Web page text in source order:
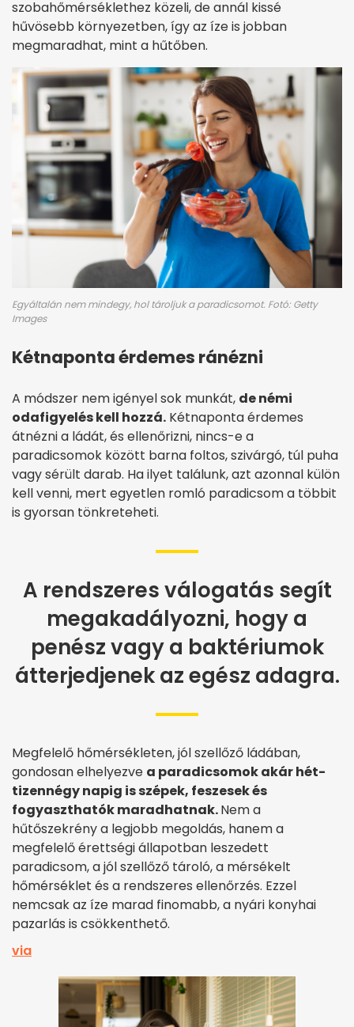
szobahőmérséklethez közeli, de annál kissé
hűvösebb környezetben, így az íze is jobban
megmaradhat, mint a hűtőben.
Egyáltalán nem mindegy, hol tároljuk a paradicsomot. Fotó: Getty
Images
Kétnaponta érdemes ránézni
A módszer nem igényel sok munkát, de némi
odafigyelés kell hozzá. Kétnaponta érdemes
átnézni a ládát, és ellenőrizni, nincs-e a
paradicsomok között barna foltos, szivárgó, túl puha
vagy sérült darab. Ha ilyet találunk, azt azonnal külön
kell venni, mert egyetlen romló paradicsom a többit
is gyorsan tönkreteheti.
A rendszeres válogatás segít
megakadályozni, hogy a
penész vagy a baktériumok
átterjedjenek az egész adagra.
Megfelelő hőmérsékleten, jól szellőző ládában,
gondosan elhelyezve a paradicsomok akár hét-
tizennégy napig is szépek, feszesek és
fogyaszthatók maradhatnak.Nem a
hűtőszekrény a legjobb megoldás, hanem a
megfelelő érettségi állapotban leszedett
paradicsom, a jól szellőző tároló, a mérsékelt
hőmérséklet és a rendszeres ellenőrzés. Ezzel
nemcsak az íze marad finomabb, a nyári konyhai
pazarlás is csökkenthető.
via